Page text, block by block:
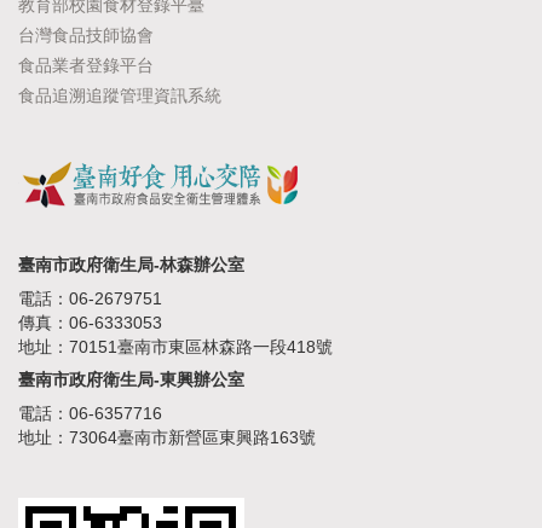
教育部校園食材登錄平臺
台灣食品技師協會
食品業者登錄平台
食品追溯追蹤管理資訊系統
臺南市政府衛生局-林森辦公室
電話：06-2679751
傳真：06-6333053
地址：70151臺南市東區林森路一段418號
臺南市政府衛生局-東興辦公室
電話：06-6357716
地址：73064臺南市新營區東興路163號